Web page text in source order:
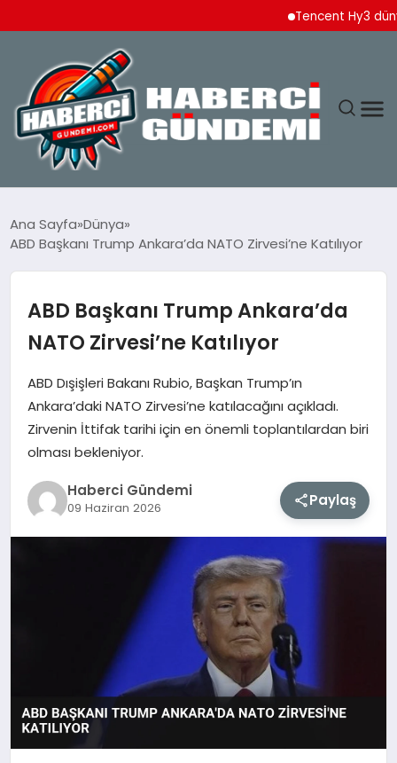
Tencent Hy3 dünya
YAŞAM
SPOR
EKONOMI
DÜNYA
MAGAZIN
EĞITIM
Ana Sayfa Dünya
ABD Başkanı Trump Ankara’da NATO Zirvesi’ne Katılıyor
ABD Başkanı Trump Ankara’da
NATO Zirvesi’ne Katılıyor
ABD Dışişleri Bakanı Rubio, Başkan Trump’ın
Ankara’daki NATO Zirvesi’ne katılacağını açıkladı.
Zirvenin İttifak tarihi için en önemli toplantılardan biri
olması bekleniyor.
Haberci Gündemi
09 Haziran 2026 Paylaş